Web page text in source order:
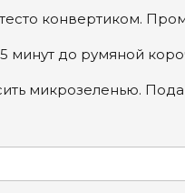
конвертиком.
минут до румяной
микрозеленью.